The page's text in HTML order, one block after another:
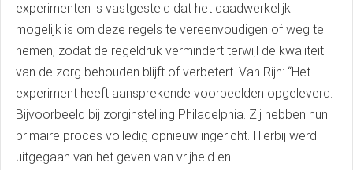
experimenten is vastgesteld dat het daadwerkelijk
mogelijk is om deze regels te vereenvoudigen of weg te
nemen, zodat de regeldruk vermindert terwijl de kwaliteit
van de zorg behouden blijft of verbetert. Van Rijn: “Het
experiment heeft aansprekende voorbeelden opgeleverd.
Bijvoorbeeld bij zorginstelling Philadelphia. Zij hebben hun
primaire proces volledig opnieuw ingericht. Hierbij werd
uitgegaan van het geven van vrijheid en